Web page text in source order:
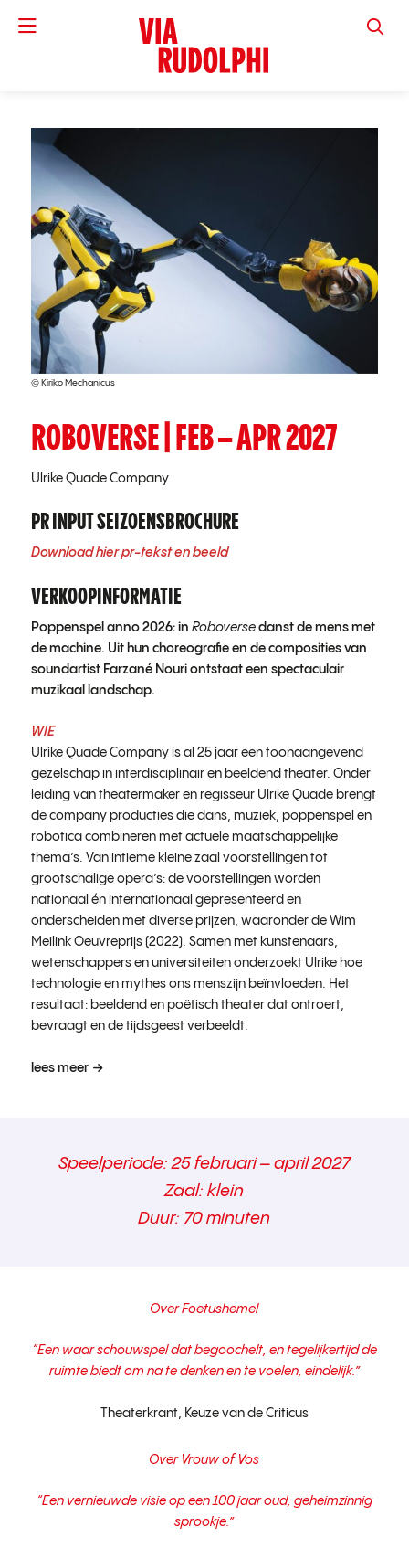
VIA
© Kiriko Mechanicus
ROBOVERSE | FEB – APR 2027
Ulrike Quade Company
PR INPUT SEIZOENSBROCHURE
Download hier pr-tekst en beeld
VERKOOPINFORMATIE
Poppenspel anno 2026: in Roboverse danst de mens met
de machine. Uit hun choreografie en de composities van
soundartist Farzané Nouri ontstaat een spectaculair
muzikaal landschap.
WIE
Ulrike Quade Company is al 25 jaar een toonaangevend
gezelschap in interdisciplinair en beeldend theater. Onder
leiding van theatermaker en regisseur Ulrike Quade brengt
de company producties die dans, muziek, poppenspel en
robotica combineren met actuele maatschappelijke
thema’s. Van intieme kleine zaal voorstellingen tot
grootschalige opera’s: de voorstellingen worden
nationaal én internationaal gepresenteerd en
onderscheiden met diverse prijzen, waaronder de Wim
Meilink Oeuvreprijs (2022). Samen met kunstenaars,
wetenschappers en universiteiten onderzoekt Ulrike hoe
technologie en mythes ons menszijn beïnvloeden. Het
resultaat: beeldend en poëtisch theater dat ontroert,
bevraagt en de tijdsgeest verbeeldt.
lees meer
Speelperiode: 25 februari – april 2027
Zaal: klein
Duur: 70 minuten
Over Foetushemel
“Een waar schouwspel dat begoochelt, en tegelijkertijd de
ruimte biedt om na te denken en te voelen, eindelijk.”
Theaterkrant, Keuze van de Criticus
Over Vrouw of Vos
“Een vernieuwde visie op een 100 jaar oud, geheimzinnig
sprookje.”